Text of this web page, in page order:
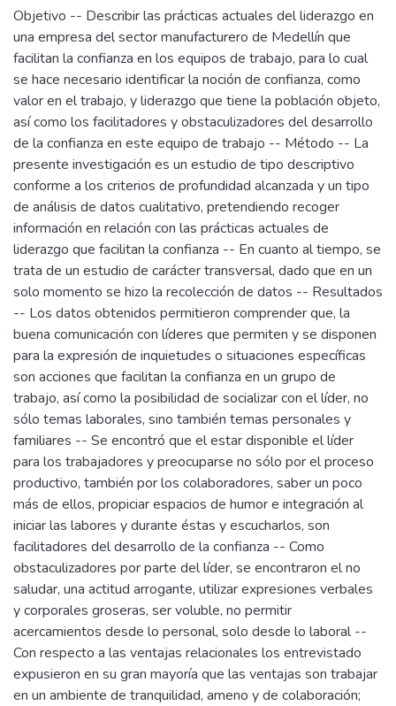
Objetivo -- Describir las prácticas actuales del liderazgo en
una empresa del sector manufacturero de Medellín que
facilitan la confianza en los equipos de trabajo, para lo cual
se hace necesario identificar la noción de confianza, como
valor en el trabajo, y liderazgo que tiene la población objeto,
así como los facilitadores y obstaculizadores del desarrollo
de la confianza en este equipo de trabajo -- Método -- La
presente investigación es un estudio de tipo descriptivo
conforme a los criterios de profundidad alcanzada y un tipo
de análisis de datos cualitativo, pretendiendo recoger
información en relación con las prácticas actuales de
liderazgo que facilitan la confianza -- En cuanto al tiempo, se
trata de un estudio de carácter transversal, dado que en un
solo momento se hizo la recolección de datos -- Resultados
-- Los datos obtenidos permitieron comprender que, la
buena comunicación con líderes que permiten y se disponen
para la expresión de inquietudes o situaciones específicas
son acciones que facilitan la confianza en un grupo de
trabajo, así como la posibilidad de socializar con el líder, no
sólo temas laborales, sino también temas personales y
familiares -- Se encontró que el estar disponible el líder
para los trabajadores y preocuparse no sólo por el proceso
productivo, también por los colaboradores, saber un poco
más de ellos, propiciar espacios de humor e integración al
iniciar las labores y durante éstas y escucharlos, son
facilitadores del desarrollo de la confianza -- Como
obstaculizadores por parte del líder, se encontraron el no
saludar, una actitud arrogante, utilizar expresiones verbales
y corporales groseras, ser voluble, no permitir
acercamientos desde lo personal, solo desde lo laboral --
Con respecto a las ventajas relacionales los entrevistado
expusieron en su gran mayoría que las ventajas son trabajar
en un ambiente de tranquilidad, ameno y de colaboración;